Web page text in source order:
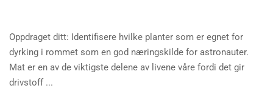
Oppdraget ditt: Identifisere hvilke planter som er egnet for
dyrking i rommet som en god næringskilde for astronauter.
Mat er en av de viktigste delene av livene våre fordi det gir
drivstoff ...